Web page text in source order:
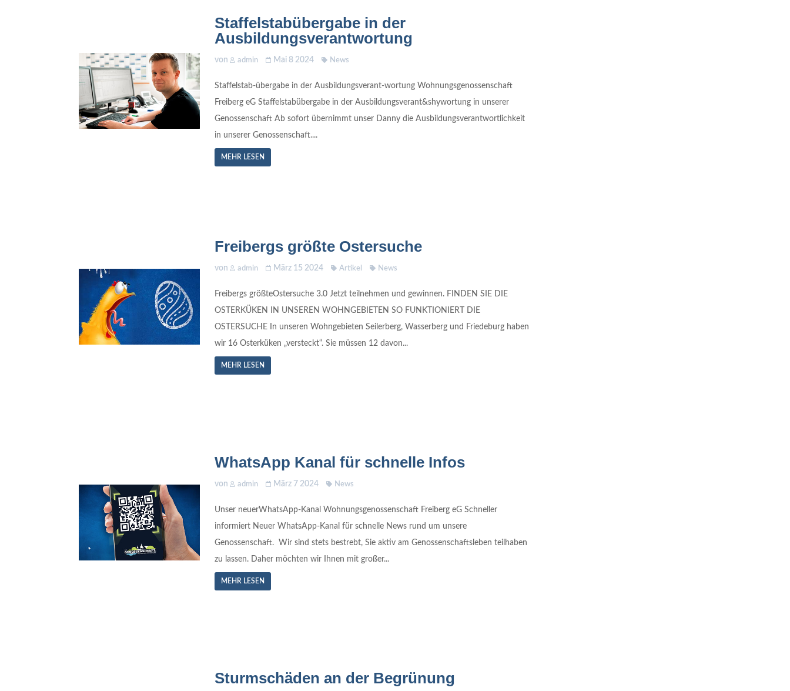
Staffelstabübergabe in der
Ausbildungsverantwortung
von admin Mai 8 2024 News
Staffelstab-übergabe in der Ausbildungsverant-wortung Wohnungsgenossenschaft
Freiberg eG Staffelstabübergabe in der Ausbildungsverant&shywortung in unserer
Genossenschaft Ab sofort übernimmt unser Danny die Ausbildungsverantwortlichkeit
in unserer Genossenschaft....
MEHR LESEN
Freibergs größte Ostersuche
von admin März 15 2024 Artikel News
Freibergs größteOstersuche 3.0 Jetzt teilnehmen und gewinnen. FINDEN SIE DIE
OSTERKÜKEN IN UNSEREN WOHNGEBIETEN SO FUNKTIONIERT DIE
OSTERSUCHE In unseren Wohngebieten Seilerberg, Wasserberg und Friedeburg haben
wir 16 Osterküken „versteckt“. Sie müssen 12 davon...
MEHR LESEN
WhatsApp Kanal für schnelle Infos
von admin März 7 2024 News
Unser neuerWhatsApp-Kanal Wohnungsgenossenschaft Freiberg eG Schneller
informiert Neuer WhatsApp-Kanal für schnelle News rund um unsere
Genossenschaft. Wir sind stets bestrebt, Sie aktiv am Genossenschaftsleben teilhaben
zu lassen. Daher möchten wir Ihnen mit großer...
MEHR LESEN
Sturmschäden an der Begrünung